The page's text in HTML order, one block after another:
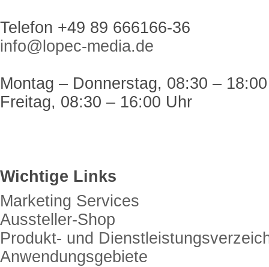
Telefon +49 89 666166-36
info@lopec-media.de
Montag – Donnerstag, 08:30 –
Freitag, 08:30 – 16:00 Uhr
Wichtige Links
Marketing Services
Aussteller-Shop
Produkt- und
Anwendungsgebiete